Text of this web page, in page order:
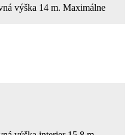
výška 14 m. Maximálne